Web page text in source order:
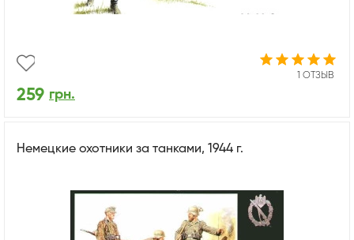
1 ОТЗЫВ
259 грн.
Немецкие охотники за танками, 1944 г.